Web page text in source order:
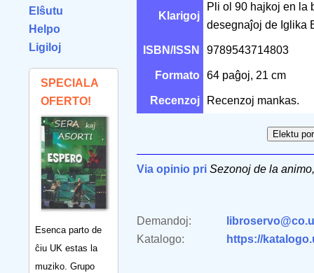
Elŝutu
Helpo
Ligiloj
SPECIALA
OFERTO!
Esenca parto de
ĉiu UK estas la
muziko. Grupo
Klarigoj
Pli ol 90 hajkoj en la
desegnaĵoj de Iglika
ISBN/ISSN 9789543714803
Formato 64 paĝoj, 21 cm
Recenzoj Recenzoj mankas.
Via opinio pri Sezonoj de la
Demandoj:
Katalogo:
https://